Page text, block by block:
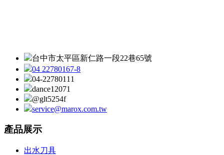
台中市太平區新仁路一段22巷65號
04 22780167-8
04-22780111
dance12071
@glt5254f
service@marox.com.tw
產品展示
出水刀具